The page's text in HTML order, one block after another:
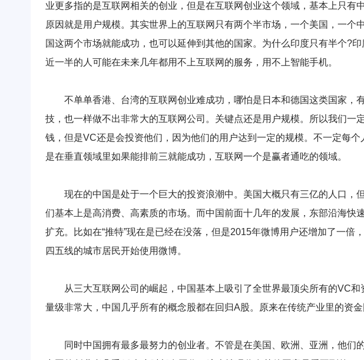
业更多指的是互联网相关的创业，但是在互联网创业这个领域，基本上只有
原因就是用户规模。其实世界上的互联网只有两个半市场，一个美国，一个
国这两个市场就能成功，也可以延伸到其他的国家。为什么印度只有半个?
近一半的人可能在未来几年都用不上互联网的服务，用不上智能手机。
不单单香港、台湾的互联网创业难成功，哪怕是日本和德国这类国家，
技，也一样做不出非常大的互联网公司。关键点还是用户规模。所以我们一
钱，但是VC还是会投资他们，因为他们的用户达到一定的规模。不一定每
是在垂直领域里如果能排前三就能成功，互联网一个是赢者通吃的领域。
现在的中国是处于一个巨大的投资浪潮中。美国大概只有三亿的人口，
们基本上是高消费、高素质的市场。而中国前面十几年的发展，东部沿海快
扩充。比如在“推特”现在是已经在没落，但是2015年微博用户还增加了一倍
四五线的城市居民开始使用微博。
从三大互联网公司的崛起，中国基本上吸引了全世界最顶尖所有的VC和
量级非常大，中国几乎所有的概念股都在回归A股。原来在传统产业里的资
同时中国拥有最多最努力的创业者。不管是在美国、欧洲、亚洲，他们的